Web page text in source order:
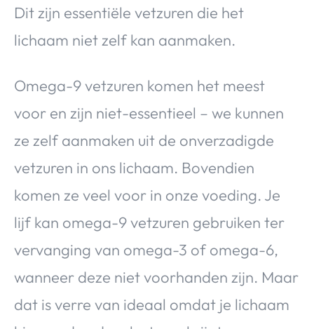
Dit zijn essentiële vetzuren die het
lichaam niet zelf kan aanmaken.
Omega-9 vetzuren komen het meest
voor en zijn niet-essentieel – we kunnen
ze zelf aanmaken uit de onverzadigde
vetzuren in ons lichaam. Bovendien
komen ze veel voor in onze voeding. Je
lijf kan omega-9 vetzuren gebruiken ter
vervanging van omega-3 of omega-6,
wanneer deze niet voorhanden zijn. Maar
dat is verre van ideaal omdat je lichaam